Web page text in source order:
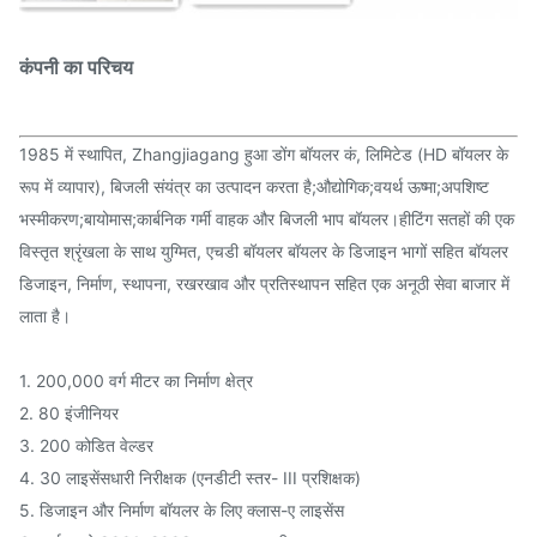
कंपनी का परिचय
1985 में स्थापित, Zhangjiagang हुआ डोंग बॉयलर कं, लिमिटेड (HD बॉयलर के
रूप में व्यापार), बिजली संयंत्र का उत्पादन करता है;औद्योगिक;वयर्थ ऊष्मा;अपशिष्ट
भस्मीकरण;बायोमास;कार्बनिक गर्मी वाहक और बिजली भाप बॉयलर।हीटिंग सतहों की एक
विस्तृत श्रृंखला के साथ युग्मित, एचडी बॉयलर बॉयलर के डिजाइन भागों सहित बॉयलर
डिजाइन, निर्माण, स्थापना, रखरखाव और प्रतिस्थापन सहित एक अनूठी सेवा बाजार में
लाता है।
1. 200,000 वर्ग मीटर का निर्माण क्षेत्र
2. 80 इंजीनियर
3. 200 कोडित वेल्डर
4. 30 लाइसेंसधारी निरीक्षक (एनडीटी स्तर- III प्रशिक्षक)
5. डिजाइन और निर्माण बॉयलर के लिए क्लास-ए लाइसेंस